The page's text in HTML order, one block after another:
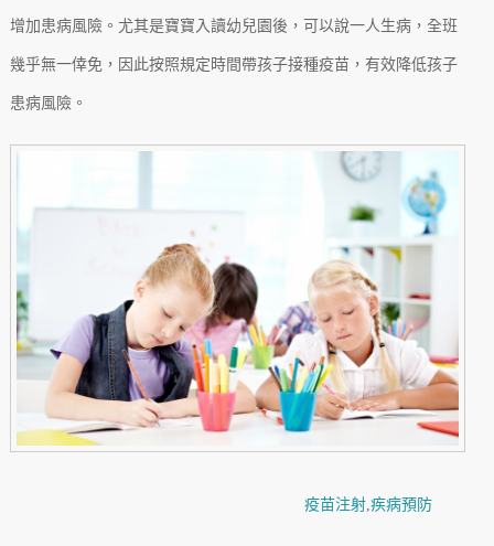
增加患病風險。尤其是寶寶入讀幼兒園後，可以說一人生病，全班
幾乎無一倖免，因此按照規定時間帶孩子接種疫苗，有效降低孩子
患病風險。
疫苗注射, 疾病預防